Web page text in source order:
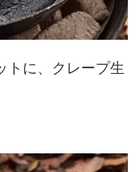
トに、クレープ生